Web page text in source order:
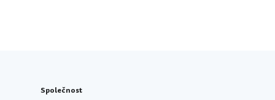
Společnost